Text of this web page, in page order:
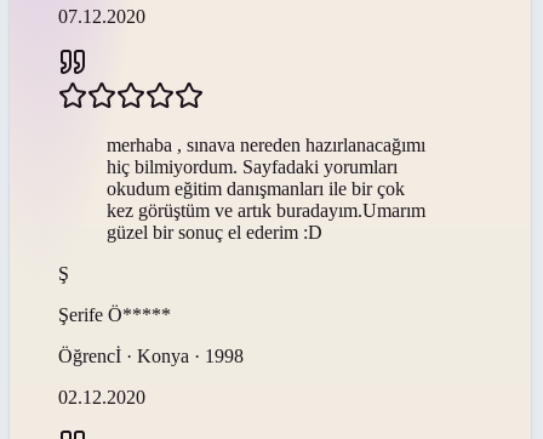
07.12.2020
merhaba , sınava nereden hazırlanacağımı
hiç bilmiyordum. Sayfadaki yorumları
okudum eğitim danışmanları ile bir çok
kez görüştüm ve artık buradayım.Umarım
güzel bir sonuç el ederim :D
Ş
Şerife Ö*****
Öğrencİ · Konya · 1998
02.12.2020